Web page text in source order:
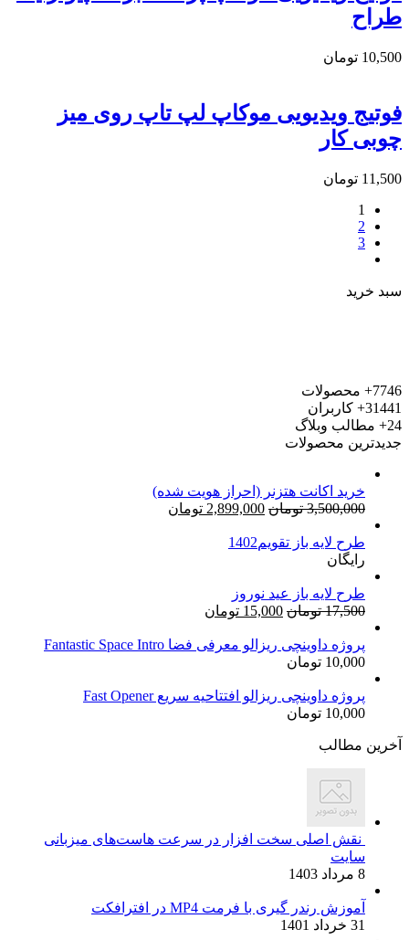
طراح
10,500 تومان
فوتیج ویدیویی موکاپ لپ تاپ روی میز
چوبی کار
11,500 تومان
1
2
3
سبد خرید
7746+
محصولات
31441+
کاربران
24+
مطالب وبلاگ
جدیدترین محصولات
خرید اکانت هتزنر (احراز هویت شده)
3,500,000 تومان قیمت
2,899,000 تومان
طرح لایه باز تقویم1402
رایگان
طرح لایه باز عید نوروز
17,500 تومان قیمت
17,500 تومان
15,000 تومان
15,000 تومان.
پروژه داوینچی ریزالو معرفی فضا Fantastic Space Intro
10,000 تومان
پروژه داوینچی ریزالو افتتاحیه سریع Fast Opener
10,000 تومان
آخرین مطالب
نقش اصلی سخت افزار در سرعت هاست‌های میزبانی
سایت
8 مرداد 1403
آموزش رندر گیری با فرمت MP4 در افترافکت
31 خرداد 1401